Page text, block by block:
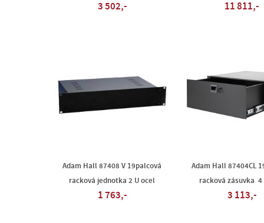
3 502,- 11 811,-
Adam Hall 87408 V 19palcová
racková jednotka 2 U ocel
1 763,-
Adam Hall 87404CL
racková zásuvka 4
3 113,-